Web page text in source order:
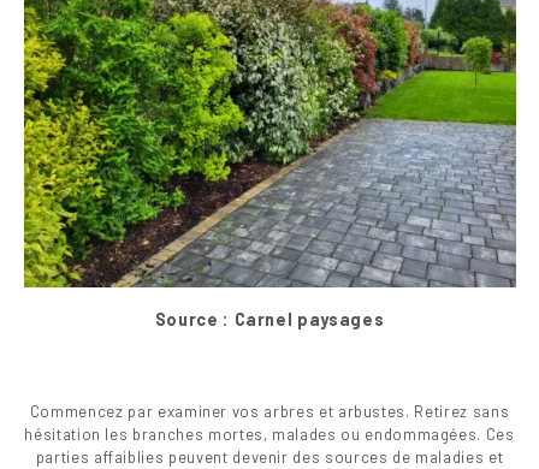
Source : Carnel paysages
Commencez par examiner vos arbres et arbustes. Retirez sans
hésitation les branches mortes, malades ou endommagées. Ces
parties affaiblies peuvent devenir des sources de maladies et